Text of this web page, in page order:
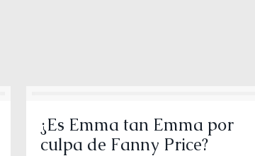
¿Es Emma tan Emma por
culpa de Fanny Price?